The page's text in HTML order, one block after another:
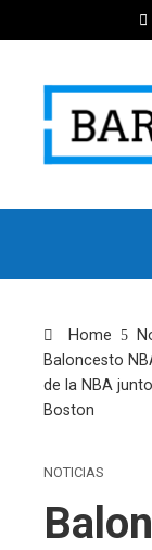
Home
Baloncesto
de la NBA
Boston
NOTICIAS